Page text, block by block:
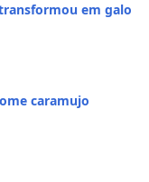
transformou em galo
caramujo